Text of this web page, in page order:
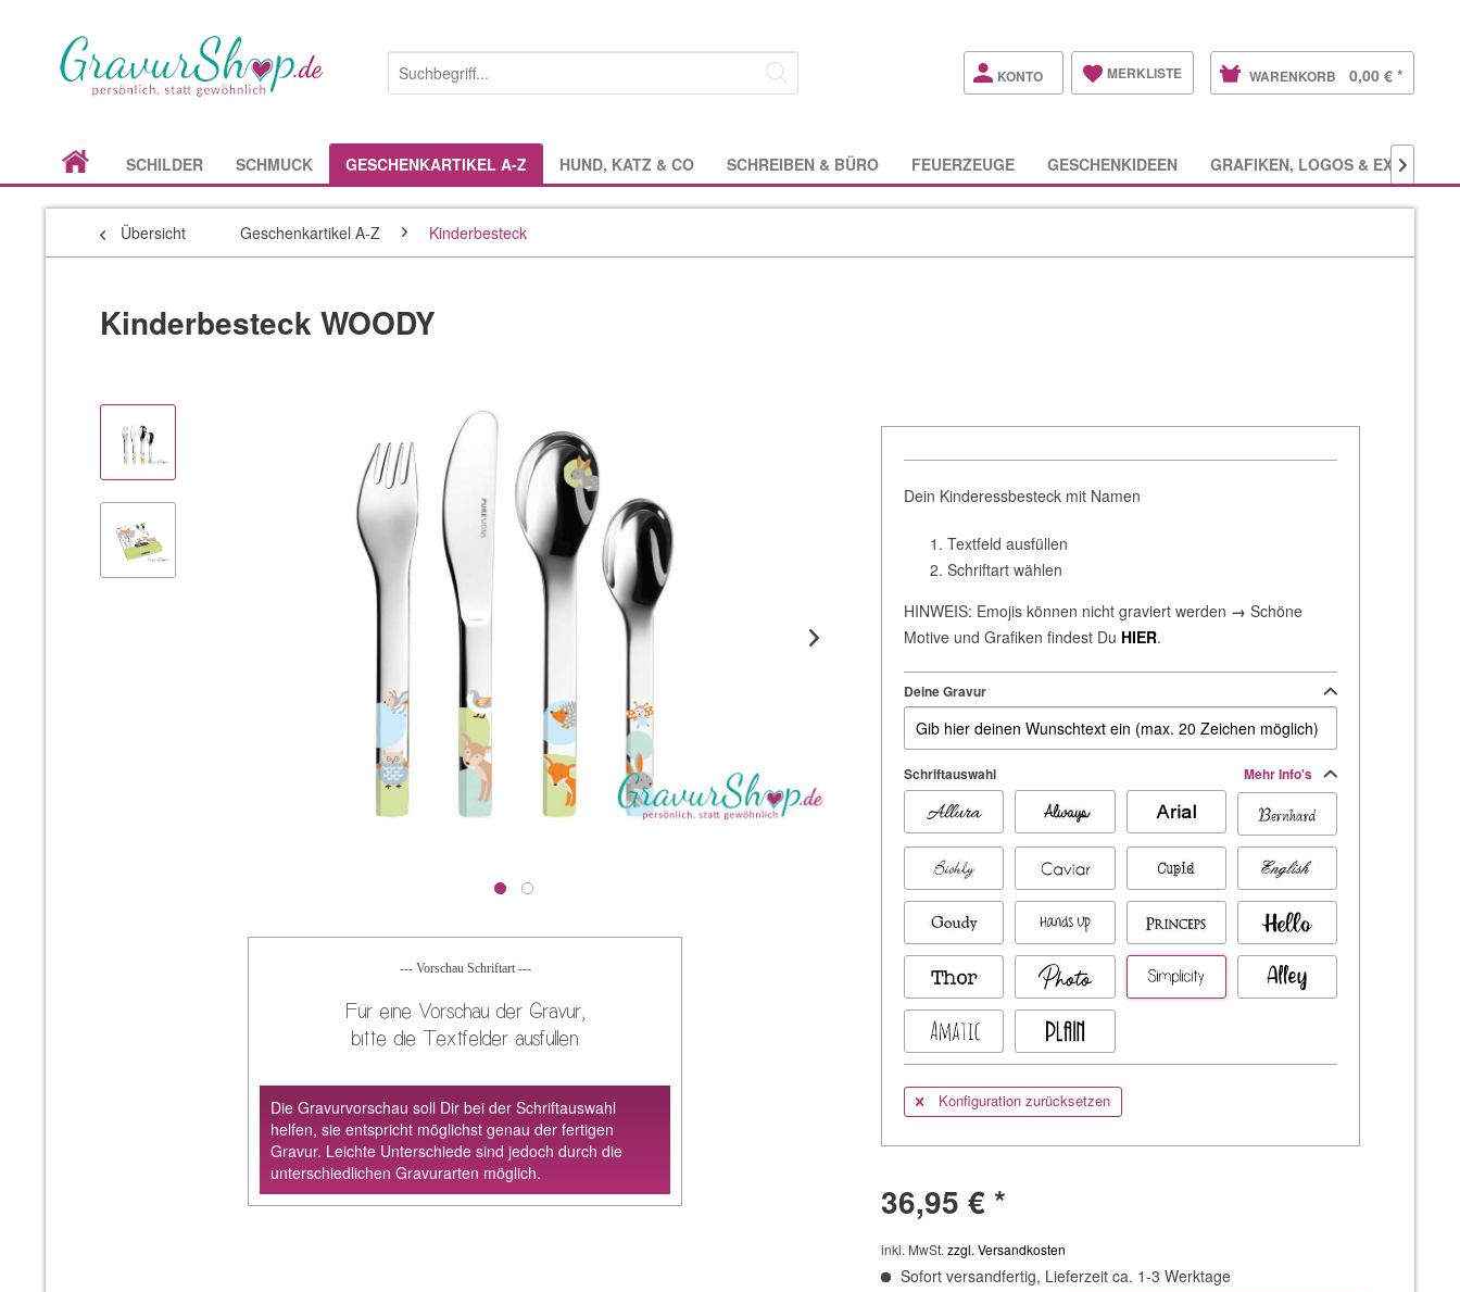
KONTO MERKLISTE WARENKORB 0,00 € *
SCHILDER SCHMUCK GESCHENKARTIKEL A-Z HUND, KATZ & CO SCHREIBEN & BÜRO FEUERZEUGE GESCHENKIDEEN GRAFIKEN, LOGOS & EXTRAS

Übersicht Geschenkartikel A-Z Kinderbesteck
Kinderbesteck WOODY
--- Vorschau Schriftart ---
Für eine Vorschau der Gravur,
bitte die Textfelder ausfüllen.
Die Gravurvorschau soll Dir bei der Schriftauswahl
helfen, sie entspricht möglichst genau der fertigen
Gravur. Leichte Unterschiede sind jedoch durch die
unterschiedlichen Gravurarten möglich.
Dein Kinderessbesteck mit Namen
Textfeld ausfüllen
Schriftart wählen
HINWEIS: Emojis können nicht graviert werden → Schöne
Motive und Grafiken findest Du HIER.
Deine Gravur
Schriftauswahl Mehr Info's
Konfiguration zurücksetzen
36,95 € *
inkl. MwSt.zzgl. Versandkosten
Sofort versandfertig, Lieferzeit ca. 1-3 Werktage